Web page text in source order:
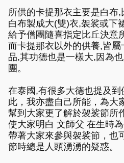
所供的卡提那衣主要是白布
白布製成大(雙)衣,袈裟或下
給予僧團隨喜指定比丘決意
而卡提那衣以外的供養,皆
品,其功德也是一樣大,因為
團。
在泰國,有很多大德也提及
此，我亦盡自己所能，為大
幫到大家更了解於袈裟節所
使大家明白 文師父 在生時
帶著大家來參與袈裟節，也
節時總是人頭湧湧的疑惑。